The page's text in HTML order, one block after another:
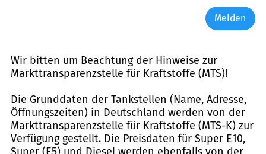
Melden
Wir bitten um Beachtung der Hinweise zur
Markttransparenzstelle für Kraftstoffe (MTS)!
Die Grunddaten der Tankstellen (Name, Adresse,
Öffnungszeiten) in Deutschland werden von der
Markttransparenzstelle für Kraftstoffe (MTS-K) zur
Verfügung gestellt. Die Preisdaten für Super E10,